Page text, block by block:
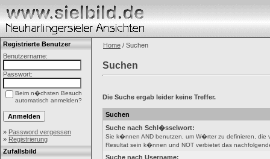
Registrierte Benutzer
Benutzername:
Passwort:
Beim n�chsten Besuch
automatisch anmelden?
» Password vergessen
» Registrierung
Zufallsbild
Home / Suchen
Suchen
Die Suche ergab leider keine Treffer.
Suchen
Suche nach Schl�sselwort:
Sie k�nnen AND benutzen, um W�rter zu definieren,
Resultat sein k�nnen und NOT verbietet das
Suche nach Username: